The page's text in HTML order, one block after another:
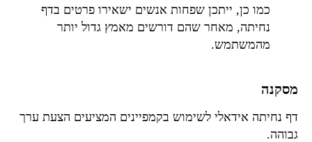
כמו כן, ייתכן שפחות אנשים ישאירו פרטים בדף
נחיתה, מאחר שהם דורשים מאמץ גדול יותר
מהמשתמש.
מסקנה
דף נחיתה אידאלי לשימוש בקמפיינים המציעים הצעת ערך
גבוהה.